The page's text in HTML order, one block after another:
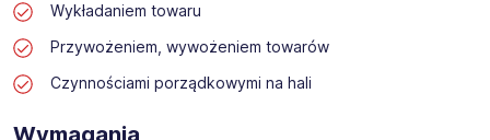
przedsiębiorstw w Polsce. Agencja jest wpisana pod nr
stanowisko:
Wykładaniem towaru
Przywożeniem, wywożeniem towarów
Czynnościami porządkowymi na hali